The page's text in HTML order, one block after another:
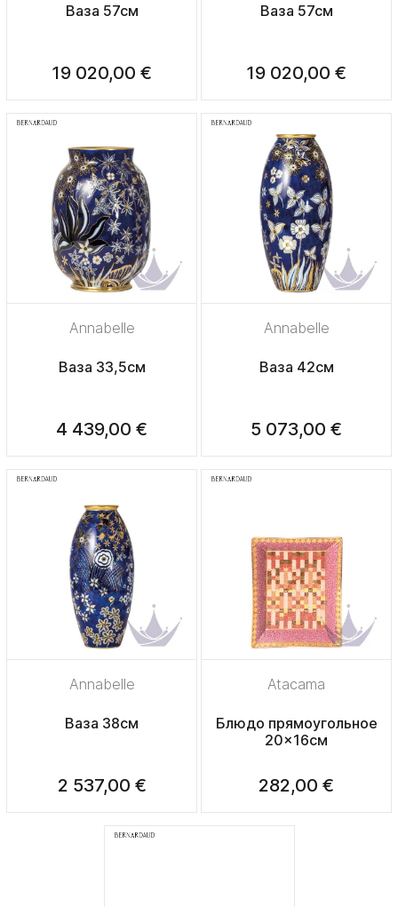
Ваза 57см
19 020,00 €
Ваза 57см
19 020,00 €
Annabelle
Ваза 33,5см
4 439,00 €
Annabelle
Ваза 42см
5 073,00 €
Annabelle
Ваза 38см
2 537,00 €
Atacama
Блюдо прямоугольное
20x16см
282,00 €